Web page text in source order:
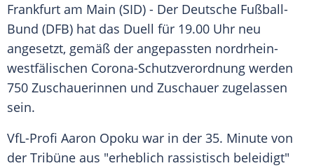
Frankfurt am Main (SID) - Der Deutsche Fußball-
Bund (DFB) hat das Duell für 19.00 Uhr neu
angesetzt, gemäß der angepassten nordrhein-
westfälischen Corona-Schutzverordnung werden
750 Zuschauerinnen und Zuschauer zugelassen
sein.
VfL-Profi Aaron Opoku war in der 35. Minute von
der Tribüne aus "erheblich rassistisch beleidigt"